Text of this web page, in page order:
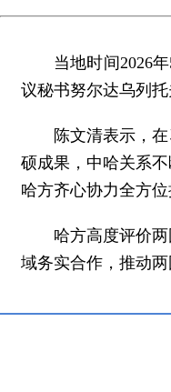
当地时间2026
议秘书努尔达乌列
陈文清表示，
硕成果，中哈关系
哈方齐心协力全方
哈方高度评价
域务实合作，推动